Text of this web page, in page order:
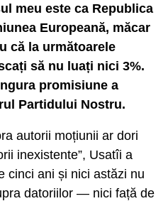
meu este ca Republica
Europeană, măcar
că la următoarele
să nu luați nici 3%.
promisiune a
Partidului Nostru.
autorii moțiunii ar dori
inexistente”, Usatîi a
cinci ani și nici astăzi nu
datoriilor — nici față de